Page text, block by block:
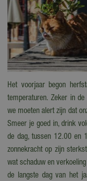
Het voorjaar begon
temperaturen. Zeker in
we moeten alert zijn dat
Smeer je goed in, drink
de dag, tussen 12.00 en
zonnekracht op zijn
wat schaduw en
de langste dag van het